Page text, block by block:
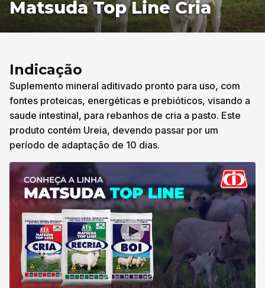
Matsuda Top Line Cria
Indicação
Suplemento mineral aditivado pronto para uso, com
fontes proteicas, energéticas e prebióticos, visando a
saude intestinal, para rebanhos de cria a pasto. Este
produto contém Ureia, devendo passar por um
período de adaptação de 10 dias.